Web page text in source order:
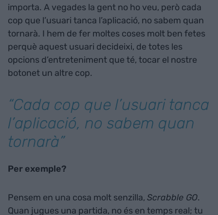
importa. A vegades la gent no ho veu, però cada
cop que l’usuari tanca l’aplicació, no sabem quan
tornarà. I hem de fer moltes coses molt ben fetes
perquè aquest usuari decideixi, de totes les
opcions d’entreteniment que té, tocar el nostre
botonet un altre cop.
“Cada cop que l’usuari tanca
l’aplicació, no sabem quan
tornarà”
Per exemple?
Pensem en una cosa molt senzilla, Scrabble GO.
Quan jugues una partida, no és en temps real; tu